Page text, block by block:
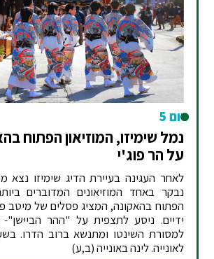
יום 5
נמל שימיזו, המוזיאון הפתוח
על הר פוג'י
לאחר העגינה בעיירת הדיג שימיזו נצא
נבקר באחד המוזיאונים המדוברים
הפתוח בהאקונה, המציג פסלים של מיטב
ידיים. ניסע לתצפית על "ההר
למסורת השינטו ומתנשא ברוב הדרו.
לאונייה. לינה באונייה (ב,ע)